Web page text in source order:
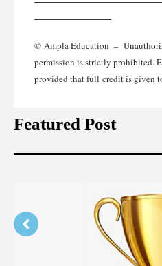
© Ampla Education –
permission is strictly prohibited.
provided that full credit is given
Featured Post